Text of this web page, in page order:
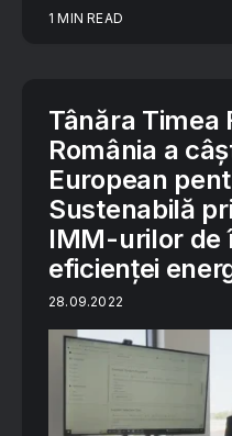
1 MIN READ
Tânăra Timea
România a
European
Sustenabilă
IMM-urilor de
eficienței
28.09.2022